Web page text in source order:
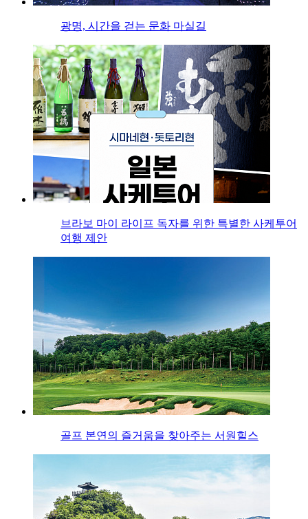
광명, 시간을 걷는 문화 마실길
브라보 마이 라이프 독자를 위한 특별한 사케투어
여행 제안
골프 본연의 즐거움을 찾아주는 서원힐스